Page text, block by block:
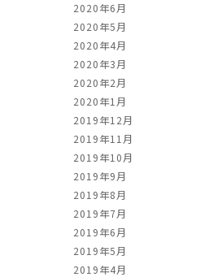
2020年6月
2020年5月
2020年4月
2020年3月
2020年2月
2020年1月
2019年12月
2019年11月
2019年10月
2019年9月
2019年8月
2019年7月
2019年6月
2019年5月
2019年4月